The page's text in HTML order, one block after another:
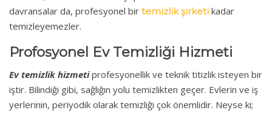
davransalar da, profesyonel bir temizlik şirketi kadar
temizleyemezler.
Profosyonel Ev Temizliği Hizmeti
Ev temizlik hizmetiprofesyonellik ve teknik titizlik isteyen bir
iştir. Bilindiği gibi, sağlığın yolu temizlikten geçer. Evlerin ve iş
yerlerinin, periyodik olarak temizliği çok önemlidir. Neyse ki;